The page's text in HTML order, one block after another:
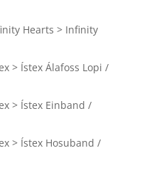
Hearts > Infinity
> Ístex Álafoss Lopi /
> Ístex Einband /
> Ístex Hosuband /